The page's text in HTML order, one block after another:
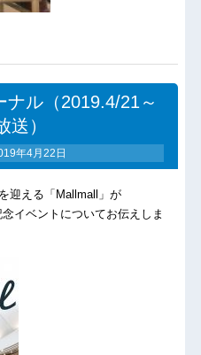
ル（2019.4/21～
送）
年4月22日
迎える「Mallmall」が
イベントについてお伝えしま